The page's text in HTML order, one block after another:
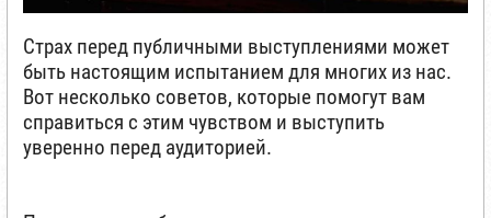
Страх перед публичными выступлениями может
быть настоящим испытанием для многих из нас.
Вот несколько советов, которые помогут вам
справиться с этим чувством и выступить
уверенно перед аудиторией.